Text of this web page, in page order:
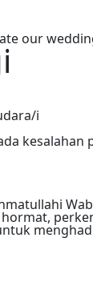
our
i
kesalahan